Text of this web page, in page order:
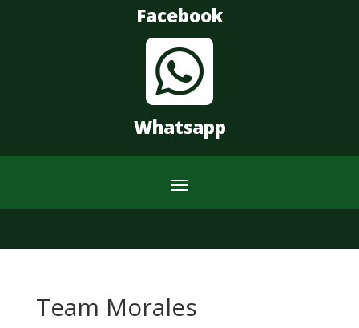
Facebook

Whatsapp
Team Morales